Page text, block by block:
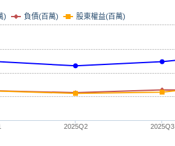
) 負債(百萬) 股東權益(百萬)
2025Q2 2025Q3